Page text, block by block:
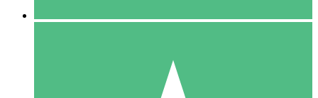
10 Téléchargements
20 00